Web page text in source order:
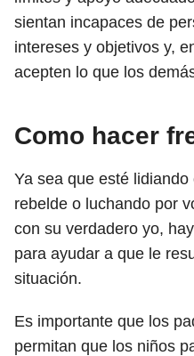
sientan incapaces de
intereses y objetivos y,
acepten lo que los
Como hacer
Ya sea que esté
rebelde o luchando por
con su verdadero yo,
para ayudar a que le
situación.
Es importante que los
permitan que los niños